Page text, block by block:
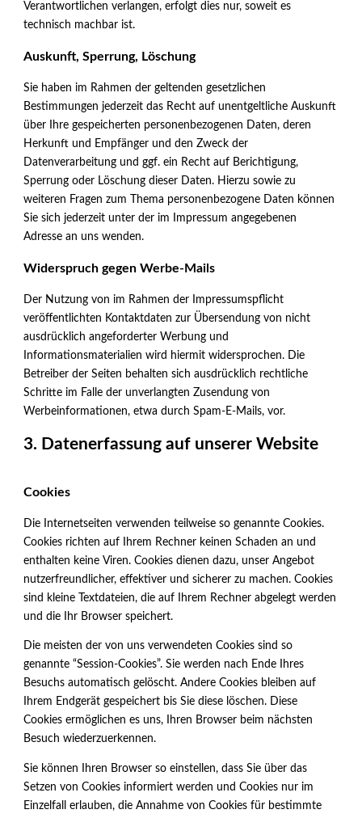
Verantwortlichen verlangen, erfolgt dies nur, soweit es
technisch machbar ist.
Auskunft, Sperrung, Löschung
Sie haben im Rahmen der geltenden gesetzlichen
Bestimmungen jederzeit das Recht auf unentgeltliche Auskunft
über Ihre gespeicherten personenbezogenen Daten, deren
Herkunft und Empfänger und den Zweck der
Datenverarbeitung und ggf. ein Recht auf Berichtigung,
Sperrung oder Löschung dieser Daten. Hierzu sowie zu
weiteren Fragen zum Thema personenbezogene Daten können
Sie sich jederzeit unter der im Impressum angegebenen
Adresse an uns wenden.
Widerspruch gegen Werbe-Mails
Der Nutzung von im Rahmen der Impressumspflicht
veröffentlichten Kontaktdaten zur Übersendung von nicht
ausdrücklich angeforderter Werbung und
Informationsmaterialien wird hiermit widersprochen. Die
Betreiber der Seiten behalten sich ausdrücklich rechtliche
Schritte im Falle der unverlangten Zusendung von
Werbeinformationen, etwa durch Spam-E-Mails, vor.
3. Datenerfassung auf unserer Website
Cookies
Die Internetseiten verwenden teilweise so genannte Cookies.
Cookies richten auf Ihrem Rechner keinen Schaden an und
enthalten keine Viren. Cookies dienen dazu, unser Angebot
nutzerfreundlicher, effektiver und sicherer zu machen. Cookies
sind kleine Textdateien, die auf Ihrem Rechner abgelegt werden
und die Ihr Browser speichert.
Die meisten der von uns verwendeten Cookies sind so
genannte “Session-Cookies”. Sie werden nach Ende Ihres
Besuchs automatisch gelöscht. Andere Cookies bleiben auf
Ihrem Endgerät gespeichert bis Sie diese löschen. Diese
Cookies ermöglichen es uns, Ihren Browser beim nächsten
Besuch wiederzuerkennen.
Sie können Ihren Browser so einstellen, dass Sie über das
Setzen von Cookies informiert werden und Cookies nur im
Einzelfall erlauben, die Annahme von Cookies für bestimmte